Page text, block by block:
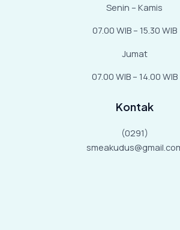
Senin – Kamis
07.00 WIB – 15.30 WIB
Jumat
07.00 WIB – 14.00 WIB
Kontak
(0291)